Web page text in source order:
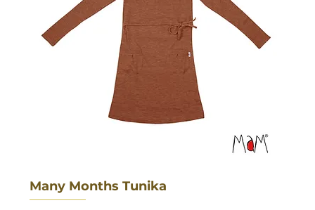
Many Months Tunika